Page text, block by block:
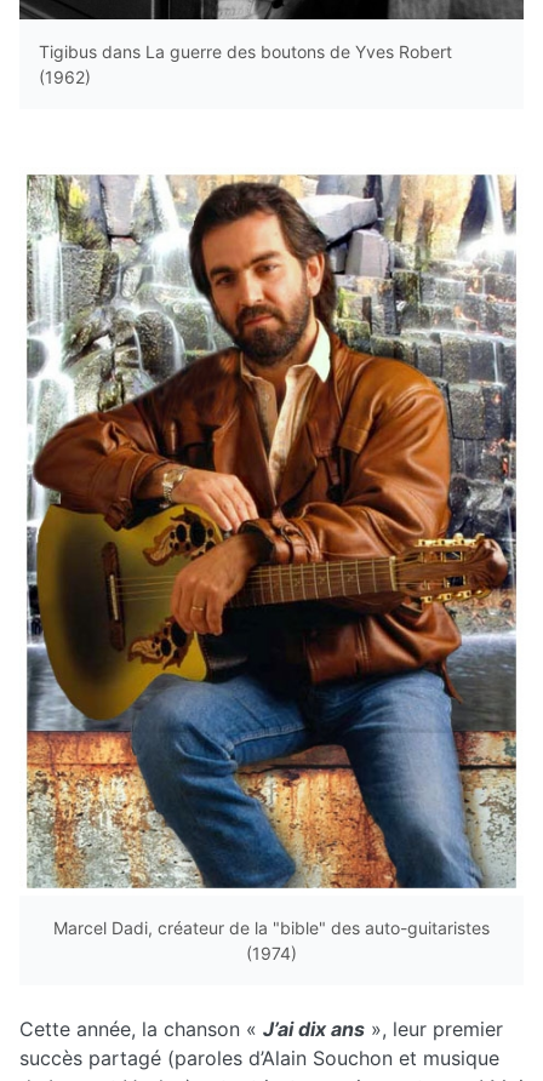
Tigibus dans La guerre des boutons de Yves Robert
(1962)
Marcel Dadi, créateur de la "bible" des auto-guitaristes
(1974)
Cette année, la chanson « J’ai dix ans », leur premier
succès partagé (paroles d’Alain Souchon et musique